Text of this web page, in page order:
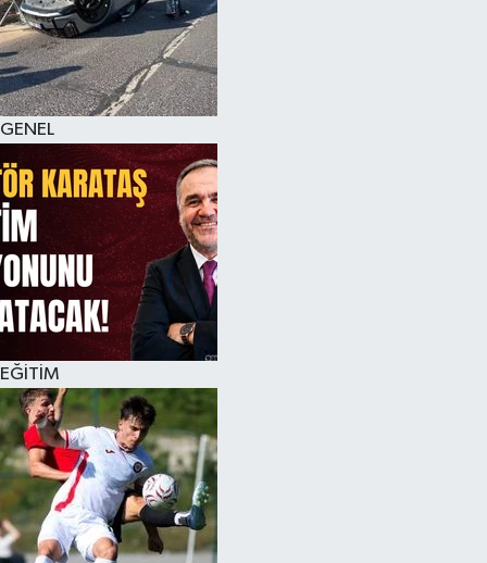
GENEL
EĞİTİM
KÜLTÜR SANAT
MAGAZİN
SAĞLIK
SİYASET
SPOR
TEKNOLOJİ
VİZYONDAKİLER
YAŞAM